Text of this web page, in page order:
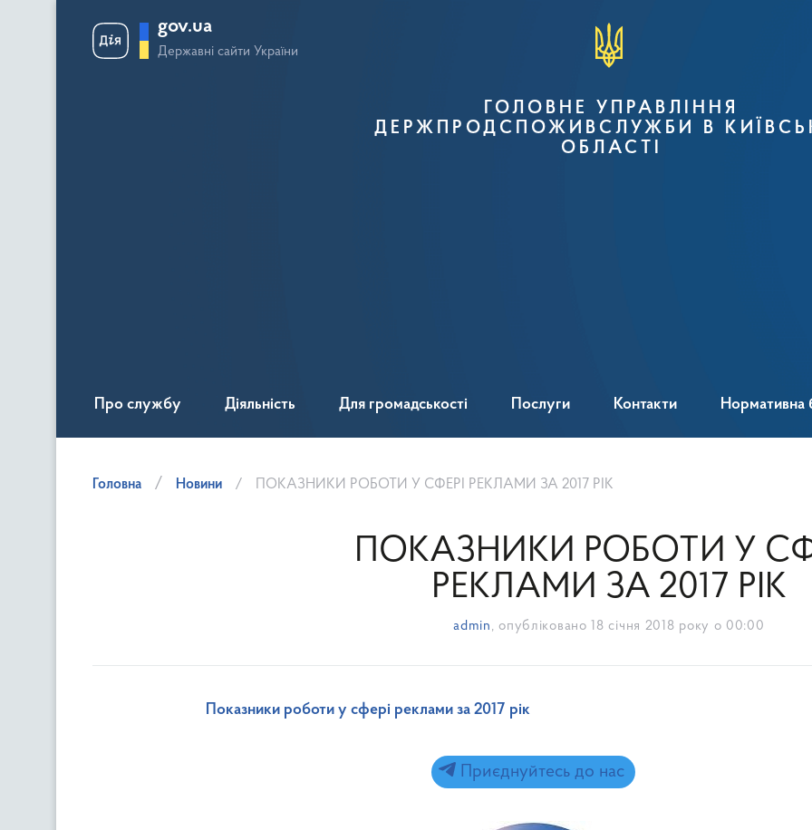
gov.ua
Державні сайти України
ГОЛОВНЕ УПРАВЛІННЯ
ДЕРЖПРОДСПОЖИВСЛУЖБИ В
ОБЛАСТІ
Про службу Діяльність Для громадськості Послуги Контакти Нормативна
Головна Новини ПОКАЗНИКИ РОБОТИ У СФЕРІ РЕКЛАМИ ЗА 2017 РІК
ПОКАЗНИКИ РОБОТИ У
РЕКЛАМИ ЗА 2017 РІК
admin , опубліковано 18 січня 2018 року о 00:00
Показники роботи у сфері реклами за 2017 рік
Приєднуйтесь до нас